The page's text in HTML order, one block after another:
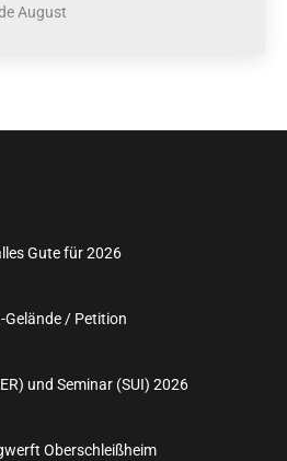
August
Gute für 2026
/ Petition
und Seminar (SUI) 2026
Oberschleißheim